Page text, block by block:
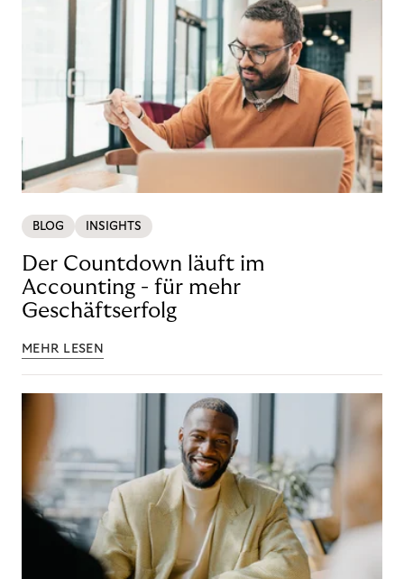
BLOG INSIGHTS
Der Countdown läuft im
Accounting - für mehr
Geschäftserfolg
MEHR LESEN